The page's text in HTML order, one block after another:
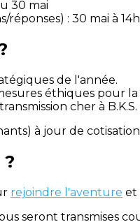
30 mai
: 30 mai à
de l'année.
éthiques pour
cher à
à jour de
rejoindre l'aventure et
seront transmises